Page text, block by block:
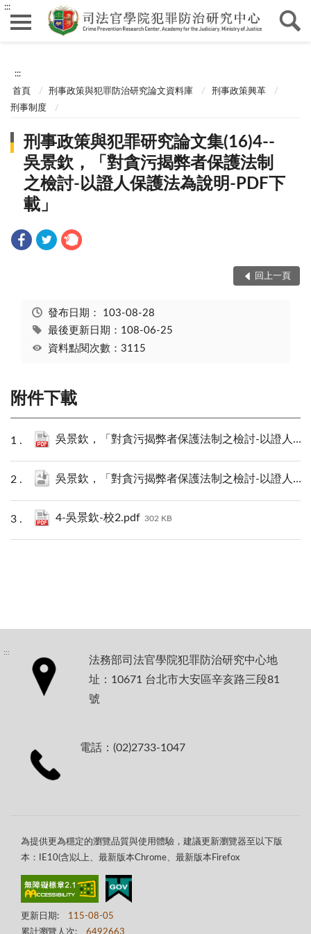
:::
:::
首頁 刑事政策與犯罪防治研究論文資料庫
刑事政策興革
刑事制度
刑事政策與犯罪研究論文集(16)4--
吳景欽，「對貪污揭弊者保護法制
之檢討-以證人保護法為說明-PDF下
載」
回上一頁
發布日期： 103-08-28
最後更新日期：108-06-25
資料點閱次數：3115
附件下載
吳景欽，「對貪污揭弊者保護法制之檢討-以證人保護法為說明」PDF下載.pdf
吳景欽，「對貪污揭弊者保護法制之檢討-以證人保護法為說明」.json
4-吳景欽-校2.pdf 302 KB
:::
法務部司法官學院犯罪防治研究中心地
址：10671 台北市大安區辛亥路三段81
號
電話：(02)2733-1047
為提供更為穩定的瀏覽品質與使用體驗，建議更新瀏覽器至以下版
本：IE10(含)以上、最新版本Chrome、最新版本Firefox
更新日期:
115-08-05
累計瀏覽人次:
6492663